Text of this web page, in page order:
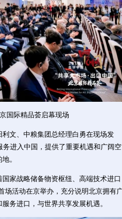
国际精品荟启幕现场
文、中粮集团总经理白勇在现场发
务进入中国，提供了重要机遇和广阔空
。
家战略储备物资枢纽、高端技术进口
场活动在京举办，充分说明北京拥有
务进口，与世界共享发展机遇。